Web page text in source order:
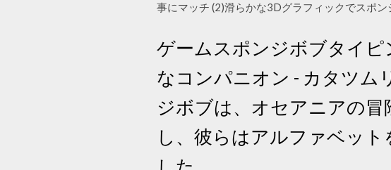
事にマッチ (2)滑らかな3Dグラフィックでスポ
ゲームスポンジボブタイピ
なコンパニオン - カタツム
ジボブは、オセアニアの
し、彼らはアルファベッ
した